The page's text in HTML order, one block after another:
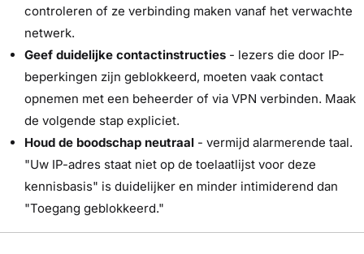
controleren of ze verbinding maken vanaf het verwachte
netwerk.
Geef duidelijke contactinstructies - lezers die door IP-
beperkingen zijn geblokkeerd, moeten vaak contact
opnemen met een beheerder of via VPN verbinden. Maak
de volgende stap expliciet.
Houd de boodschap neutraal - vermijd alarmerende taal.
"Uw IP-adres staat niet op de toelaatlijst voor deze
kennisbasis" is duidelijker en minder intimiderend dan
"Toegang geblokkeerd."